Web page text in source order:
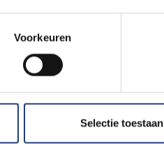
Voorkeuren
Selectie toestaan